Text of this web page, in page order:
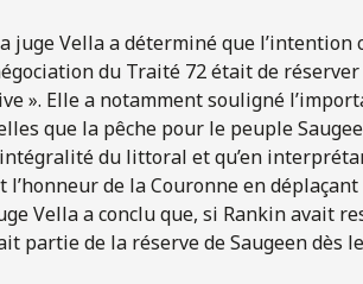
juge Vella a déterminé que l’intention
du Traité 72 était de
». Elle a notamment souligné
que la pêche pour le peuple
du littoral et qu’en
l’honneur de la Couronne en
Vella a conclu que, si Rankin avait
partie de la réserve de Saugeen dès